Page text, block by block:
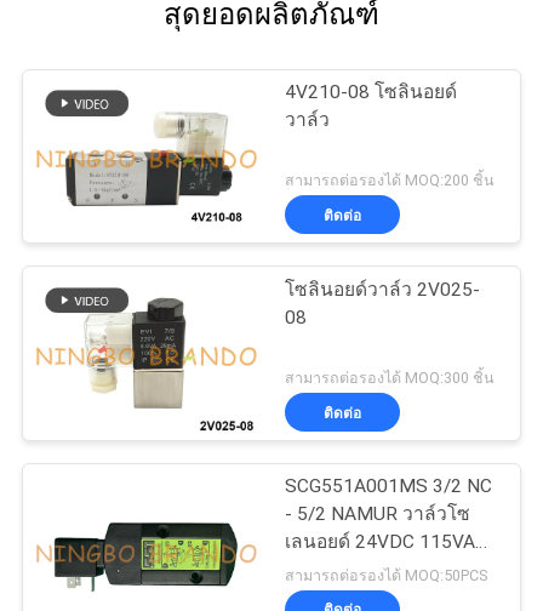
สุดยอดผลิตภัณฑ์
4V210-08 โซลินอยด์
วาล์ว
สามารถต่อรองได้ MOQ:200 ชิ้น
ติดต่อ
โซลินอยด์วาล์ว 2V025-
08
สามารถต่อรองได้ MOQ:300 ชิ้น
ติดต่อ
SCG551A001MS 3/2 NC
- 5/2 NAMUR วาล์วโซ
เลนอยด์ 24VDC 115VAC
230VAC
สามารถต่อรองได้ MOQ:50PCS